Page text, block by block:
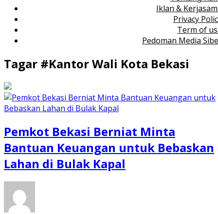
Iklan &
Privacy
Term of
Pedoman Media
Tagar #Kantor Wali Kota Bekasi
Pemkot Bekasi Berniat Minta
Bantuan Keuangan untuk Bebaskan
Lahan di Bulak Kapal